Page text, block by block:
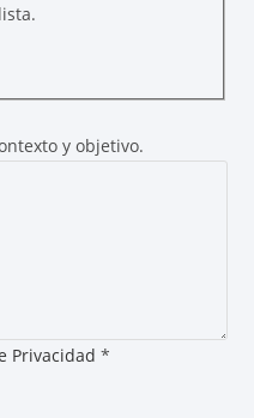
y objetivo.
Privacidad *